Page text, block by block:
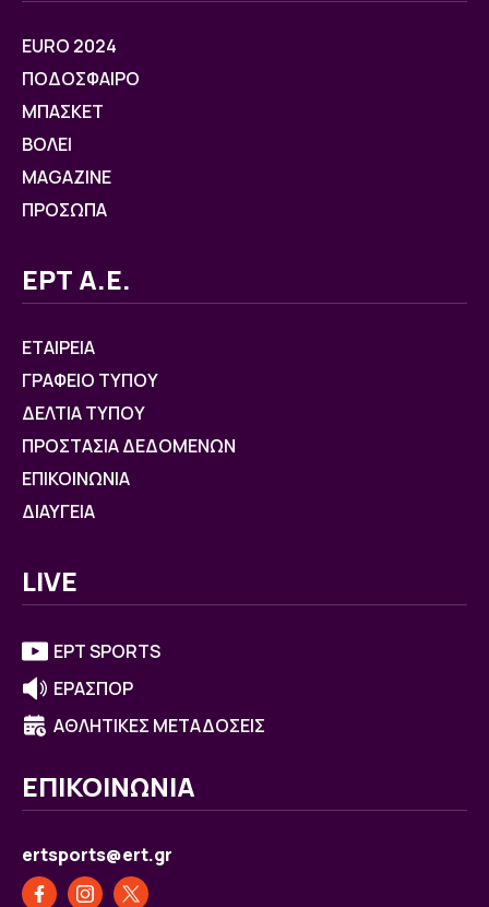
EURO 2024
ΠΟΔΟΣΦΑΙΡΟ
ΜΠΑΣΚΕΤ
ΒOΛΕΙ
MAGAZINE
ΠΡΟΣΩΠΑ
ΕΡΤ Α.Ε.
ΕΤΑΙΡΕΙΑ
ΓΡΑΦΕΙΟ ΤΥΠΟΥ
ΔΕΛΤΙΑ ΤΥΠΟΥ
ΠΡΟΣΤΑΣΙΑ ΔΕΔΟΜΕΝΩΝ
ΕΠΙΚΟΙΝΩΝΙΑ
ΔΙΑΥΓΕΙΑ
LIVE
ΕΡΤ SPORTS
ΕΡΑΣΠΟΡ
ΑΘΛΗΤΙΚΕΣ ΜΕΤΑΔΟΣΕΙΣ
ΕΠΙΚΟΙΝΩΝΙΑ
ertsports@ert.gr